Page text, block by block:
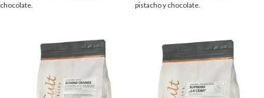
chocolate.
pistacho y chocolate.